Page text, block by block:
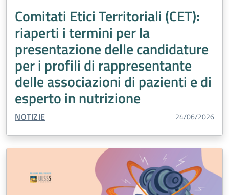
Comitati Etici Territoriali (CET):
riaperti i termini per la
presentazione delle candidature
per i profili di rappresentante
delle associazioni di pazienti e di
esperto in nutrizione
TIPO CONTENUTO:
NOTIZIE 24/06/2026